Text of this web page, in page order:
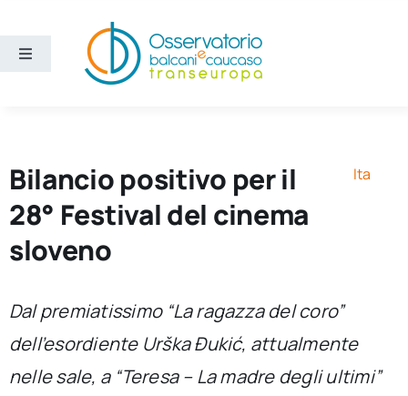
contenuto
Toggle
Ricerca e divulgazione
Chi siamo
Bilancio positivo per il
28° Festival del cinema
sloveno
Ita
Dal premiatissimo “La ragazza del coro”
dell’esordiente Urška Đukić, attualmente
nelle sale, a “Teresa – La madre degli ultimi”